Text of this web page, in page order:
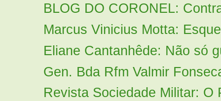
BLOG DO CORONEL:
Marcus Vinicius Motta:
Eliane Cantanhêde: Não só
Gen. Bda Rfm Valmir
Revista Sociedade Militar: O